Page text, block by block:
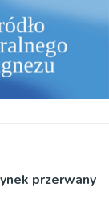
przerwany